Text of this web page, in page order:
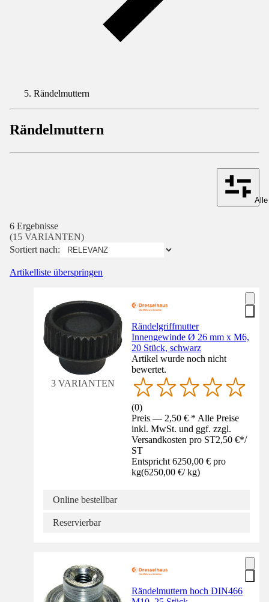
Rändelmuttern
Rändelmuttern
6 Ergebnisse
(15 VARIANTEN)
Sortiert nach:
Artikelliste überspringen
3 VARIANTEN
Rändelgriffmutter
Innengewinde Ø 26 mm x M6,
20 Stück, schwarz
Artikel wurde noch nicht
bewertet.
(0)
Preis — 2,50 € * Alle Preise
inkl. MwSt. und ggf. zzgl.
Versandkosten pro ST2,50 €*/
ST
Entspricht 6250,00 € pro
kg(6250,00 €/ kg)
Online bestellbar
Reservierbar
Rändelmuttern hoch DIN466